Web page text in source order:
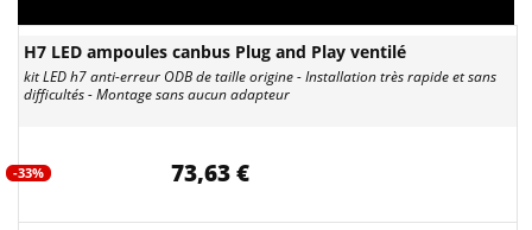
H7 LED ampoules canbus Plug and Play ventilé
kit LED h7 anti-erreur ODB de taille origine - Installation très rapide et sans
difficultés - Montage sans aucun adapteur
-33% 73,63 €